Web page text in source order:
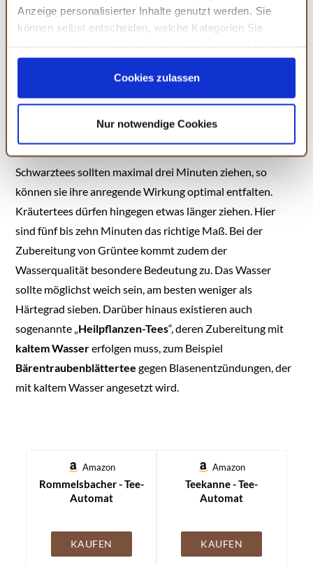
Anzeige personalisierter Inhalte genutzt werden. Sie
können selbst entscheiden, welche Kategorien Sie
Ihrer Einstellungen womöglich nicht mehr alle
Serviceleistungen auf der Seite zur Verfügung stehen.
Sie können Ihre Einwilligung selbstverständlich jederzeit
und diese abändern. Die Rechtmäßigkeit der aufgrund
der Einwilligung bis zum Widerruf erfolgten Verarbeitung
wird hiervon nicht berührt. Weitere Informationen finden
Sie in unserenDatenschutzhinweisen.
Cookies zulassen
Nur notwendige Cookies
Möchtest du diepositiven Eigenschaftendes Tees
maximalgesundheitsförderndausschöpfen, solltest du
dein Augenmerk besonders auf die „richtige“ Zubereitung
legen. Hierbei erweisen sichDosierung
Wasserqualität
als essentiell. Die meisten Tees müssen mit
Grünteeblätter ausgenommen, lasse hier das Wasser erst
bis auf 60 bis 80 Grad abkühlen. Grün- wie auch
Schwarztees sollten maximal drei Minuten ziehen, so
können sie ihre anregende Wirkung optimal entfalten.
Kräutertees dürfen hingegen etwas länger ziehen. Hier
sind fünf bis zehn Minuten das richtige Maß. Bei der
Zubereitung von Grüntee kommt zudem der
Wasserqualität besondere Bedeutung zu. Das Wasser
sollte möglichst weich sein, am besten weniger als
Härtegrad sieben. Darüber hinaus existieren auch
sogenannte „Heilpflanzen-Tees“, deren Zubereitung mit
kaltem Wassererfolgen muss, zum Beispiel
Bärentraubenblättertee gegen Blasenentzündungen, der
mit kaltem Wasser angesetzt wird.
Amazon
Rommelsbacher - Tee-
Automat
KAUFEN
Amazon
Teekanne - Tee-
Automat
KAUFEN